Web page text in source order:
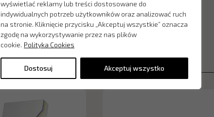
wyświetlać reklamy lub treści dostosowane do
indywidualnych potrzeb użytkowników oraz analizować ruch
na stronie. Kliknięcie przycisku „Akceptuj wszystkie” oznacza
zgodę na wykorzystywanie przez nas plików
cookie. Polityka Cookies
Dostosuj Akceptuj wszystko